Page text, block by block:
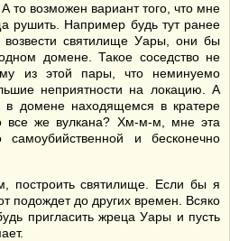
то возможен вариант того, что мне
рушить. Например будь тут ранее
возвести святилище Уары, они бы
домене. Такое соседство не
из этой пары, что неминуемо
неприятности на локацию. А
в домене находящемся в кратере
все же вулкана? Хм-м-м, мне эта
самоубийственной и бесконечно
построить святилище. Если бы я
подождет до других времен. Всяко
пригласить жреца Уары и пусть